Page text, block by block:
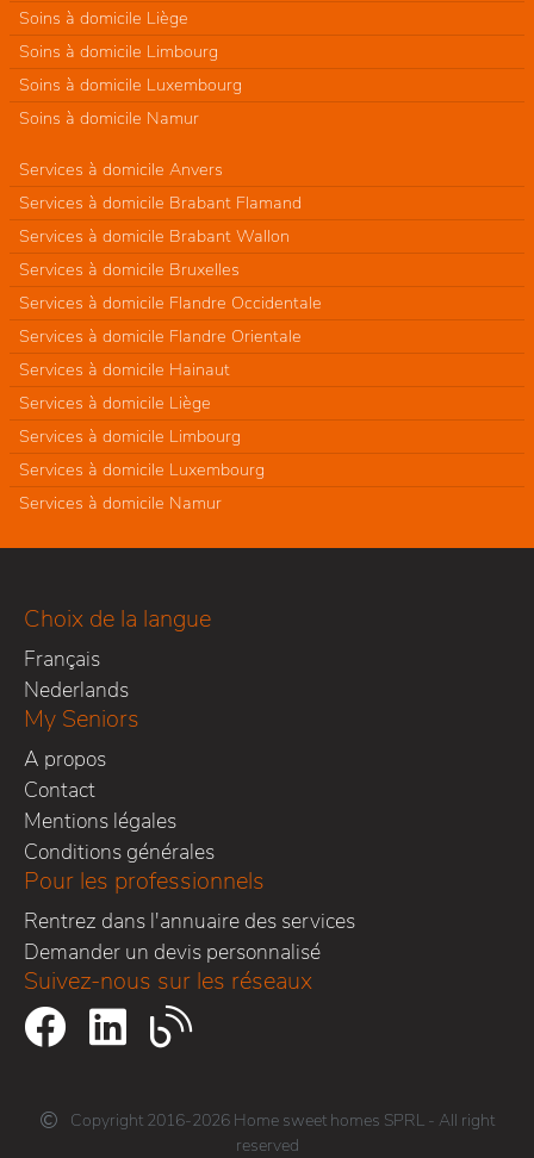
Soins à domicile Liège
Soins à domicile Limbourg
Soins à domicile Luxembourg
Soins à domicile Namur
Services à domicile Anvers
Services à domicile Brabant Flamand
Services à domicile Brabant Wallon
Services à domicile Bruxelles
Services à domicile Flandre Occidentale
Services à domicile Flandre Orientale
Services à domicile Hainaut
Services à domicile Liège
Services à domicile Limbourg
Services à domicile Luxembourg
Services à domicile Namur
Choix de la langue
Français
Nederlands
My Seniors
A propos
Contact
Mentions légales
Conditions générales
Pour les professionnels
Rentrez dans l'annuaire des services
Demander un devis personnalisé
Suivez-nous sur les réseaux
Copyright 2016-2026 Home sweet homes SPRL - All right
reserved